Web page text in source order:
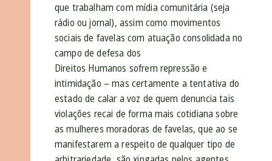
que trabalham com mídia comunitária (seja
rádio ou jornal), assim como movimentos
sociais de favelas com atuação consolidada no
campo de defesa dos
Direitos Humanos sofrem repressão e
intimidação – mas certamente a tentativa do
estado de calar a voz de quem denuncia tais
violações recai de forma mais cotidiana sobre
as mulheres moradoras de favelas, que ao se
manifestarem a respeito de qualquer tipo de